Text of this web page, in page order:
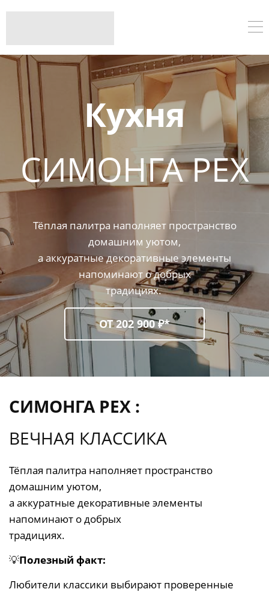
Кухня
СИМОНГА РЕХ
Тёплая палитра наполняет пространство
домашним уютом,
а аккуратные декоративные элементы
напоминают о добрых
традициях.
ОТ 202 900 ₽*
СИМОНГА РЕХ :
ВЕЧНАЯ КЛАССИКА
Тёплая палитра наполняет пространство
домашним уютом,
а аккуратные декоративные элементы
напоминают о добрых
традициях.
💡Полезный факт:
Любители классики выбирают проверенные